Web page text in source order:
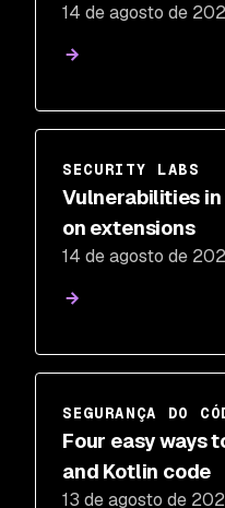
14 de agosto de
SECURITY LABS
Vulnerabilities in
on extensions
14 de agosto de
SEGURANÇA DO
Four easy ways
and Kotlin code
13 de agosto de